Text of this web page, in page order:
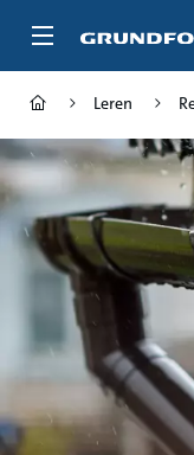
naar
Leren